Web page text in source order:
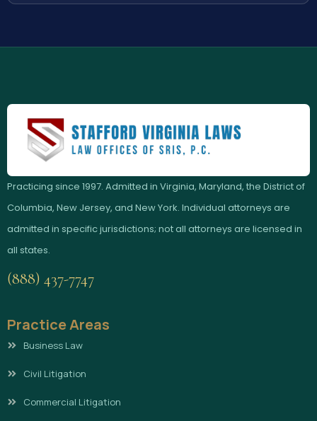
Practicing since 1997. Admitted in Virginia, Maryland, the District of
Columbia, New Jersey, and New York. Individual attorneys are
admitted in specific jurisdictions; not all attorneys are licensed in
all states.
(888) 437-7747
Practice Areas
Business Law
Civil Litigation
Commercial Litigation